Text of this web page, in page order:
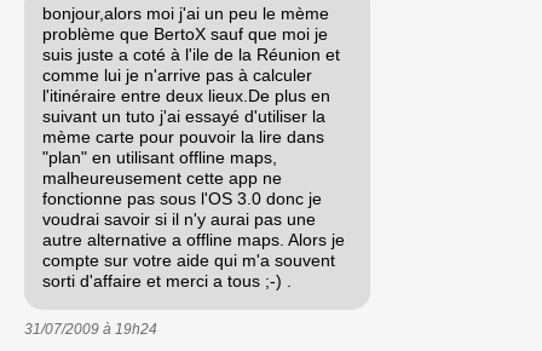
bonjour,alors moi j'ai un peu le mème
problème que BertoX sauf que moi je
suis juste a coté à l'ile de la Réunion et
comme lui je n'arrive pas à calculer
l'itinéraire entre deux lieux.De plus en
suivant un tuto j'ai essayé d'utiliser la
mème carte pour pouvoir la lire dans
"plan" en utilisant offline maps,
malheureusement cette app ne
fonctionne pas sous l'OS 3.0 donc je
voudrai savoir si il n'y aurai pas une
autre alternative a offline maps. Alors je
compte sur votre aide qui m'a souvent
sorti d'affaire et merci a tous ;-) .
31/07/2009 à 19h24